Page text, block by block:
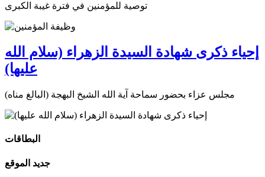
توصية للمؤمنين في فترة غيبة الكبرى
إحياء ذكرى شهادة السيدة الزهراء (سلام الله
عليها)
مجلس عزاء بحضور سماحة آية الله الشيخ البهجة (البالغ مناه)
البطاقات
جديد الموقع